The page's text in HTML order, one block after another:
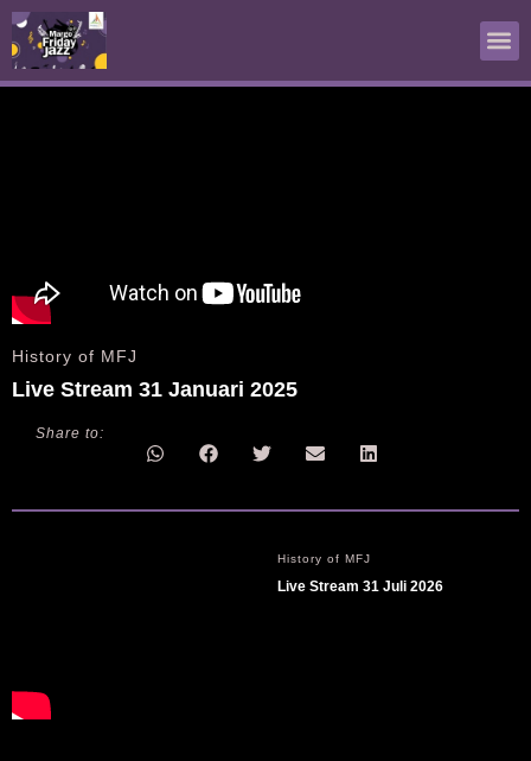
History of MFJ
Live Stream 31 Januari 2025
Share to:
History of MFJ
Live Stream 31 Juli 2026